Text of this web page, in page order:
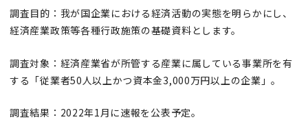
調査目的：我が国企業における経済活動の実態を明らかにし、
経済産業政策等各種行政施策の基礎資料とします。
調査対象：経済産業省が所管する産業に属している事業所を有
する「従業者50人以上かつ資本金3,000万円以上の企業」。
調査結果：2022年1月に速報を公表予定。